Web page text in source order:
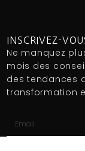
INSCRIVEZ-
Ne manquez
mois des
des tendances
transformation